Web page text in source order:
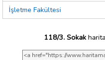
İşletme Fakültesi
118/3. Sokak